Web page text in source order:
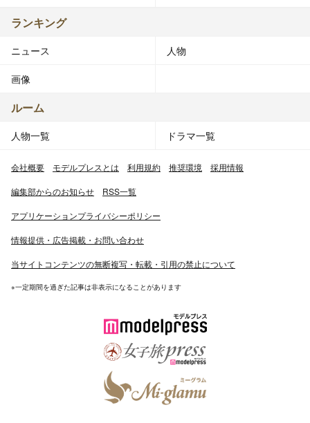
ランキング
ニュース 人物
画像
ルーム
人物一覧 ドラマ一覧
会社概要 モデルプレスとは 利用規約 推奨環境 採用情報
編集部からのお知らせ RSS一覧
アプリケーションプライバシーポリシー
情報提供・広告掲載・お問い合わせ
当サイトコンテンツの無断複写・転載・引用の禁止について
※一定期間を過ぎた記事は非表示になることがあります